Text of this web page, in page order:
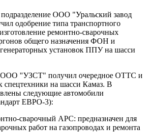
ООО "Уральский завод
одобрение типа транспортного
ремонтно-сварочных
общего назначения ФОН и
установок ППУ на шасси
ООО "УЗСТ" получил очередное ОТТС и
спецтехники на шасси Камаз. В
следующие автомобили
ЕВРО-3):
сварочный АРС: предназначен для
работ на газопроводах и ремонта